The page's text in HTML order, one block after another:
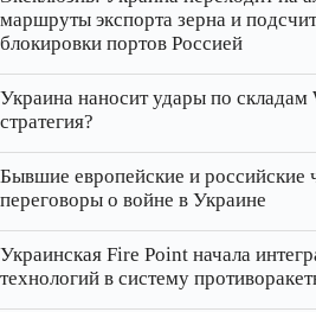
маршруты экспорта зерна и
блокировки портов Россией
Украина наносит удары по
стратегия?
Бывшие европейские и российские
переговоры о войне в Украине
Украинская Fire Point начала
технологий в систему